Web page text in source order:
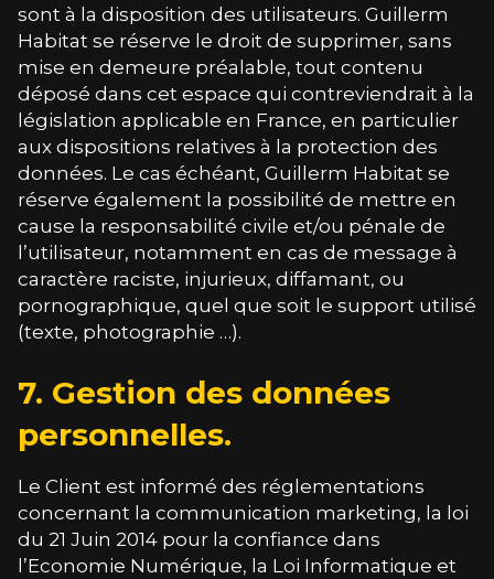
sont à la disposition des utilisateurs. Guillerm
Habitat se réserve le droit de supprimer, sans
mise en demeure préalable, tout contenu
déposé dans cet espace qui contreviendrait à la
législation applicable en France, en particulier
aux dispositions relatives à la protection des
données. Le cas échéant, Guillerm Habitat se
réserve également la possibilité de mettre en
cause la responsabilité civile et/ou pénale de
l’utilisateur, notamment en cas de message à
caractère raciste, injurieux, diffamant, ou
pornographique, quel que soit le support utilisé
(texte, photographie …).
7. Gestion des données
personnelles.
Le Client est informé des réglementations
concernant la communication marketing, la loi
du 21 Juin 2014 pour la confiance dans
l’Economie Numérique, la Loi Informatique et